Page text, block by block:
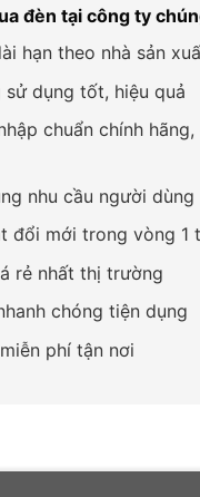
đèn tại công ty
hạn theo nhà sản
sử dụng tốt, hiệu quả
chuẩn chính
nhu cầu người dùng
đổi mới trong vòng 1
rẻ nhất thị trường
chóng tiện dụng
phí tận nơi